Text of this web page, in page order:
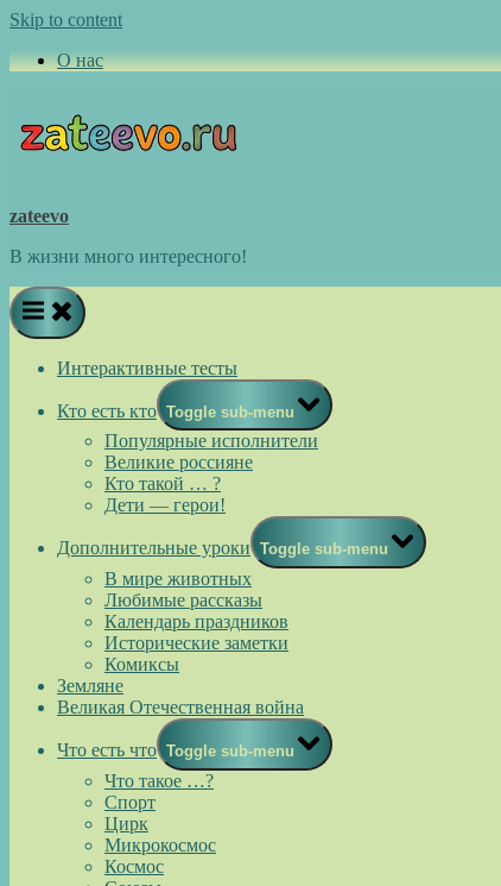
Skip to content
О нас
zateevo
В жизни много интересного!
Интерактивные тесты
Кто есть кто Toggle sub-menu
Популярные исполнители
Великие россияне
Кто такой … ?
Дети — герои!
Дополнительные уроки Toggle sub-menu
В мире животных
Любимые рассказы
Календарь праздников
Исторические заметки
Комиксы
Земляне
Великая Отечественная война
Что есть что Toggle sub-menu
Что такое …?
Спорт
Цирк
Микрокосмос
Космос